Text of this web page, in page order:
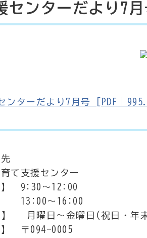
センターだより7
ンターだより7月号 [PDF｜
て支援センター
】 9:30～12:00
～16:00
】 月曜日～金曜日(祝日・年
〒094-0005